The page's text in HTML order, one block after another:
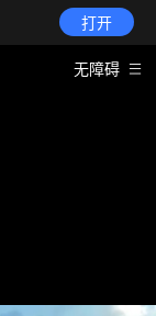
打开
无障碍